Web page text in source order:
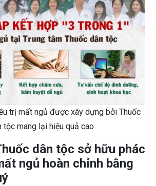
trị mất ngủ được xây dựng bởi Thuốc
tộc mang lại hiệu quả cao
dân tộc sở hữu phác
ngủ hoàn chỉnh bằng